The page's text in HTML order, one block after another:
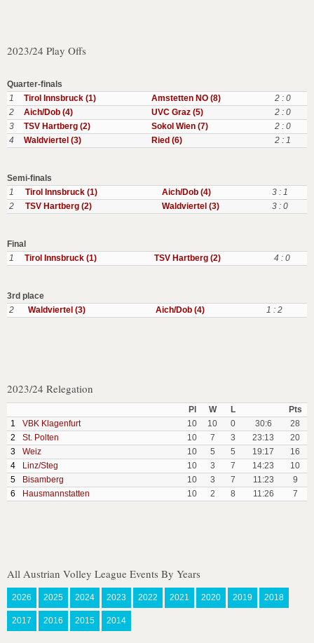
2023/24 Play Offs
Quarter-finals
1
Tirol Innsbruck (1) Amstetten NO (8)
2 : 0
2
Aich/Dob (4) UVC Graz (5)
2 : 0
3
TSV Hartberg (2) Sokol Wien (7)
2 : 0
4
Waldviertel (3) Ried (6) 2 : 1
Semi-finals
1
Tirol Innsbruck (1) Aich/Dob (4)
3 : 1
2
TSV Hartberg (2) Waldviertel (3) 3 : 0
Final
1
Tirol Innsbruck (1) TSV Hartberg (2) 4 : 0
3rd place
2
Waldviertel (3) Aich/Dob (4) 1 : 2
2023/24 Relegation
Pl W L
Pts
1
VBK Klagenfurt 10 10 0 30:6
28
2
St. Polten 10 7 3 23:13
20
3
Weiz 10 5 5 19:17
16
4
Linz/Steg 10 3 7 14:23
10
5
Bisamberg 10 3 7 11:23
9
6
Hausmannstatten 10 2 8 11:26 7
All Austrian Volley League Events By Years
2026 2025 2024 2023 2022 2021 2020 2019 2018
2017 2016 2015 2014